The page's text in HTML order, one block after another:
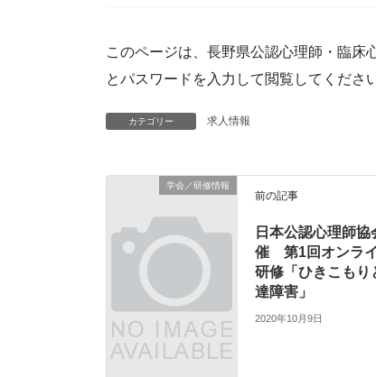
このページは、長野県公認心理師・臨床
とパスワードを入力して閲覧してください
カテゴリー 求人情報
学会／研修情報
前の記事
日本公認心理師協
催 第1回オンラ
研修「ひきこもり
達障害」
2020年10月9日